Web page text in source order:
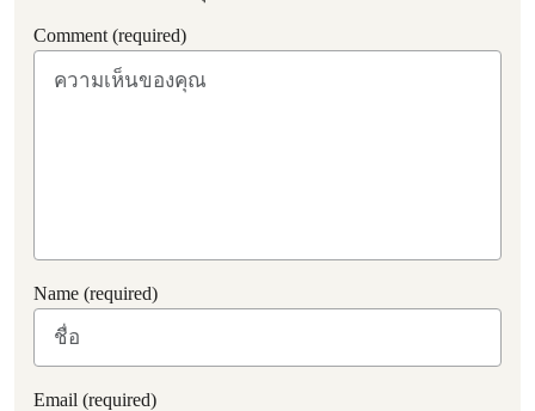
Comment (required)
Name (required)
Email (required)